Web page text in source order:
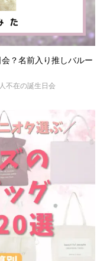
？名前入り推しバルー
不在の誕生日会